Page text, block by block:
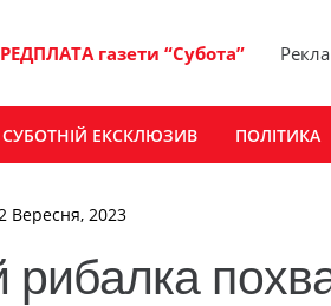
газети “Субота”
СУБОТНІЙ ЕКСКЛЮЗИВ ПОЛІТИКА
Вересня, 2023